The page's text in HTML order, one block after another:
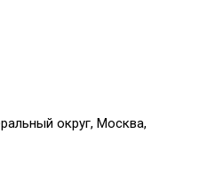
округ, Москва,